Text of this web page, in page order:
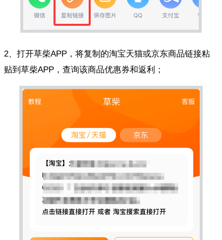
2、打开草柴APP，将复制的淘宝天猫或京东商品链接粘
贴到草柴APP，查询该商品优惠券和返利；